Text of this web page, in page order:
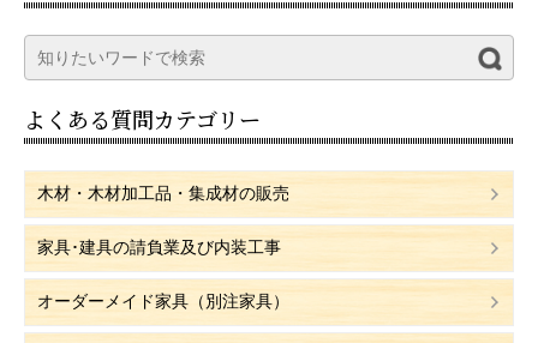
よくある質問カテゴリー
木材・木材加工品・集成材の販売
家具･建具の請負業及び内装工事
オーダーメイド家具（別注家具）